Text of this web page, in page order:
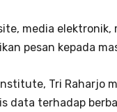
media
pesan kepada
Tri Raharjo
data terhadap